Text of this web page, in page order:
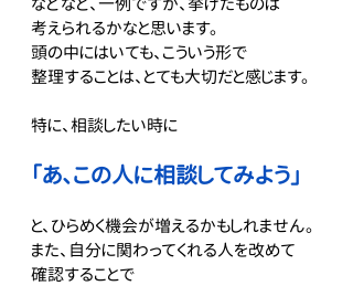
考えられるかなと思います。
頭の中にはいても、こういう形で
整理することは、とても大切だと感じます。
特に、相談したい時に
「あ、この人に相談してみよう」
と、ひらめく機会が増えるかもしれません。
また、自分に関わってくれる人を改めて
確認することで